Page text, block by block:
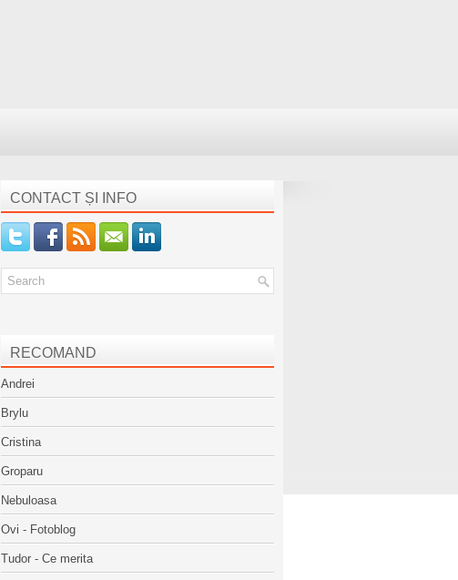
CONTACT ȘI INFO
RECOMAND
Andrei
Brylu
Cristina
Groparu
Nebuloasa
Ovi - Fotoblog
Tudor - Ce merita